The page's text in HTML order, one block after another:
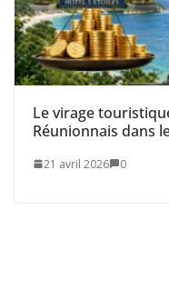
Le virage
Réunionnais dans
21 avril 2026 0